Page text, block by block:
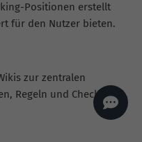
Positionen erstellt
für den Nutzer bieten.
zur zentralen
Regeln und Checklisten.